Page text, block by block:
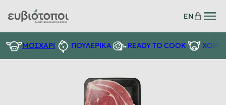
EN
ΜΟΣΧΑΡΙ ΠΟΥΛΕΡΙΚΑ READY TO COOK